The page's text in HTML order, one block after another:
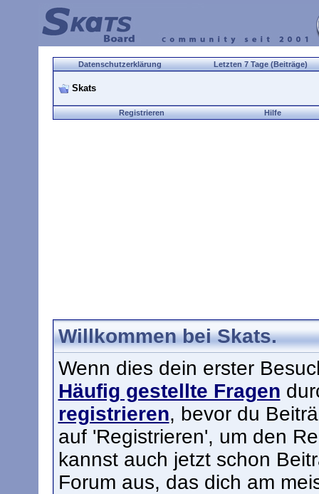
Datenschutzerklärung Letzten 7 Tage (Beiträge)
Skats
Registrieren Hilfe
Willkommen bei Skats.
Wenn dies dein erster
Häufig gestellte Fragen
registrieren, bevor du
auf 'Registrieren', um den
kannst auch jetzt schon
Forum aus, das dich am